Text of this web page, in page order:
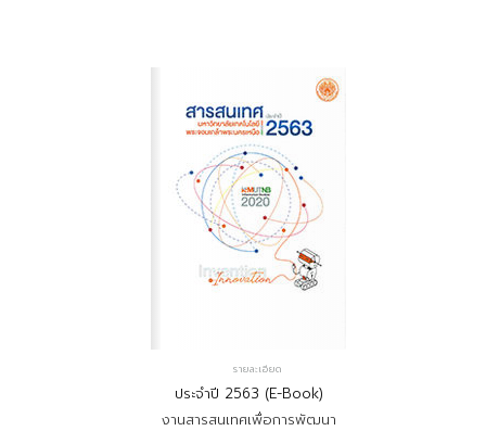
รายละเอียด
ประจำปี 2563 (E-Book)
งานสารสนเทศเพื่อการพัฒนา